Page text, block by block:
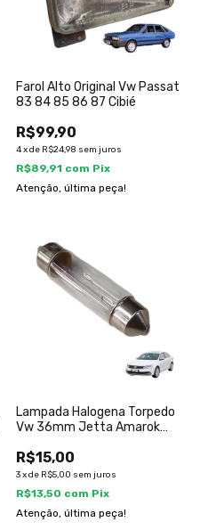
Farol Alto Original Vw Passat
83 84 85 86 87 Cibié
R$99,90
4xde R$24,98 sem juros
R$89,91 com Pix
Atenção, última peça!
Lampada Halogena Torpedo
Vw 36mm Jetta Amarok
R$15,00
3xde R$5,00 sem juros
R$13,50 com Pix
Atenção, última peça!